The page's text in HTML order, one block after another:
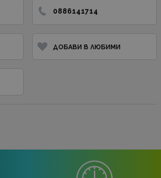
0886141714
ДОБАВИ В ЛЮБИМИ